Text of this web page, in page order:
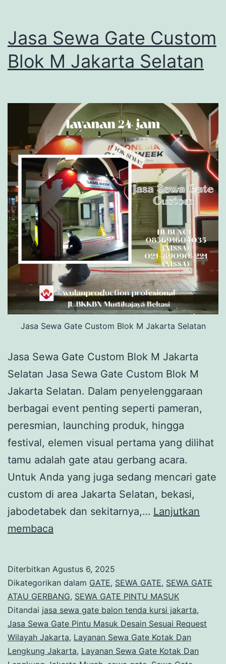
Jasa Sewa Gate Custom
Blok M Jakarta Selatan
Jasa Sewa Gate Custom Blok M Jakarta Selatan
Jasa Sewa Gate Custom Blok M Jakarta
Selatan Jasa Sewa Gate Custom Blok M
Jakarta Selatan. Dalam penyelenggaraan
berbagai event penting seperti pameran,
peresmian, launching produk, hingga
festival, elemen visual pertama yang dilihat
tamu adalah gate atau gerbang acara.
Untuk Anda yang juga sedang mencari gate
custom di area Jakarta Selatan, bekasi,
jabodetabek dan sekitarnya,… Lanjutkan
membaca
Custom
Blok
M
Jakarta
Selatan
Diterbitkan Agustus 6, 2025
Dikategorikan dalam GATE, SEWA GATE, SEWA GATE
ATAU GERBANG, SEWA GATE PINTU MASUK
Ditandai jasa sewa gate balon tenda kursi jakarta,
Jasa Sewa Gate Pintu Masuk Desain Sesuai Request
Wilayah Jakarta, Layanan Sewa Gate Kotak Dan
Lengkung Jakarta, Layanan Sewa Gate Kotak Dan